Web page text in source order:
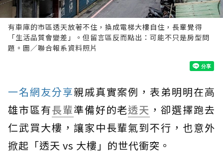
有車庫的市區透天放著不住，換成電梯大樓自住，長輩覺得
「生活品質會變差」。但留言區反而點出：可能不只是房型問
題。圖／聯合報系資料照片
一名網友分享親戚真實案例，表弟明明在高
雄市區有長輩準備好的老透天 ，卻選擇跑去
仁武買大樓，讓家中長輩氣到不行，也意外
掀起「透天 vs 大樓」的世代衝突。